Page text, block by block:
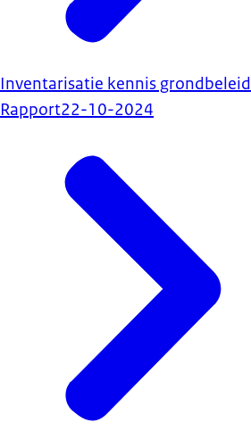
Inventarisatie kennis grondbeleid
Rapport22-10-2024